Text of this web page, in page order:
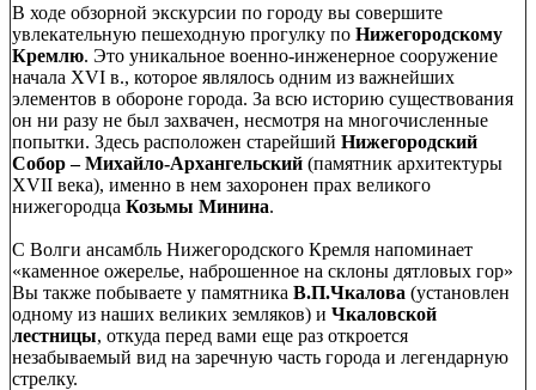
В ходе обзорной экскурсии по городу вы совершите
увлекательную пешеходную прогулку по Нижегородскому
Кремлю. Это уникальное военно-инженерное сооружение
начала XVI в., которое являлось одним из важнейших
элементов в обороне города. За всю историю существования
он ни разу не был захвачен, несмотря на многочисленные
попытки. Здесь расположен старейший Нижегородский
Собор – Михайло-Архангельский (памятник архитектуры
ХVII века), именно в нем захоронен прах великого
нижегородца Козьмы Минина.
С Волги ансамбль Нижегородского Кремля напоминает
«каменное ожерелье, наброшенное на склоны дятловых гор»
Вы также побываете у памятника В.П.Чкалова (установлен
одному из наших великих земляков) и Чкаловской
лестницы, откуда перед вами еще раз откроется
незабываемый вид на заречную часть города и легендарную
стрелку.